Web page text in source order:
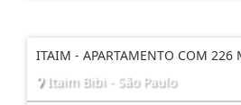
ITAIM - APARTAMENTO COM 226
Itaim Bibi - São Paulo